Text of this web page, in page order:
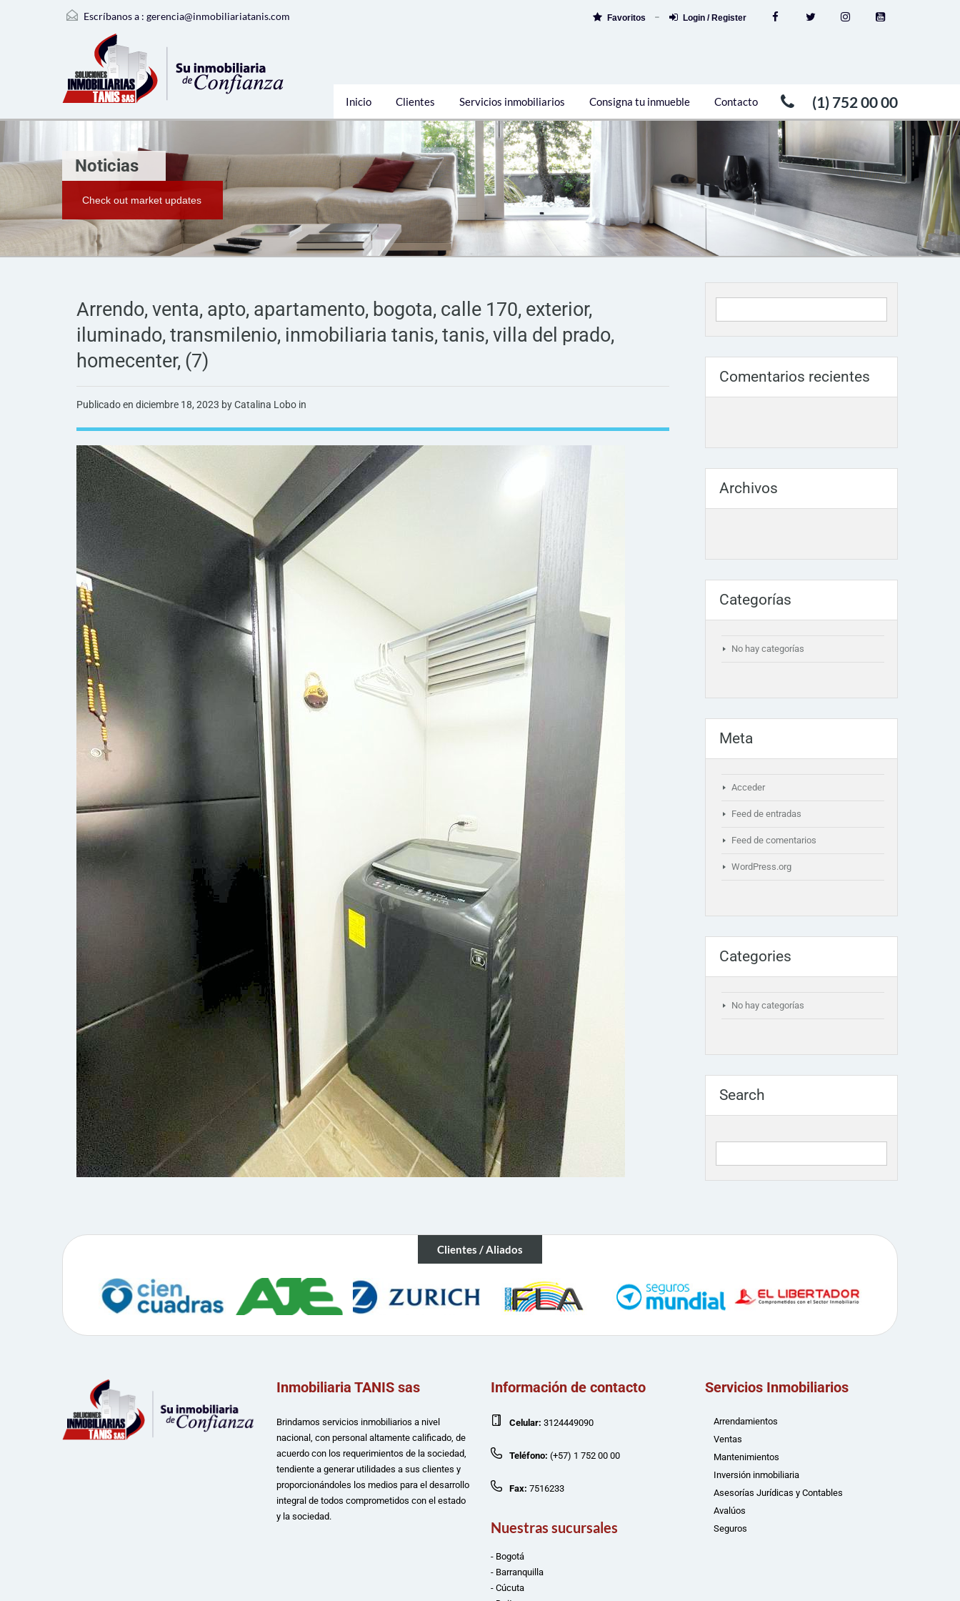
Escríbanos a : gerencia@inmobiliariatanis.com Favoritos Login / Register
(1) 752 00 00
Inicio Clientes Servicios inmobiliarios Consigna tu inmueble Contacto
Noticias
Check out market updates
Arrendo, venta, apto, apartamento, bogota, calle 170, exterior,
iluminado, transmilenio, inmobiliaria tanis, tanis, villa del prado,
homecenter, (7)
Publicado en diciembre 18, 2023 by Catalina Lobo in
Comentarios recientes
Archivos
Categorías
No hay categorías
Meta
Acceder
Feed de entradas
Feed de comentarios
WordPress.org
Categories
No hay categorías
Search
Clientes / Aliados
Inmobiliaria TANIS sas
Brindamos servicios inmobiliarios a nivel
nacional, con personal altamente calificado, de
acuerdo con los requerimientos de la sociedad,
tendiente a generar utilidades a sus clientes y
proporcionándoles los medios para el desarrollo
integral de todos comprometidos con el estado
y la sociedad.
Información de contacto
Celular: 3124449090
Teléfono: (+57) 1 752 00 00
Fax: 7516233
Nuestras sucursales
- Bogotá
- Barranquilla
- Cúcuta
Servicios Inmobiliarios
Arrendamientos
Ventas
Mantenimientos
Inversión inmobiliaria
Asesorías Jurídicas y Contables
Avalúos
Seguros